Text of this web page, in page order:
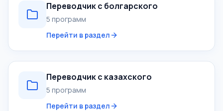
Переводчик с болгарского
5 программ
Перейти в раздел
Переводчик с казахского
5 программ
Перейти в раздел